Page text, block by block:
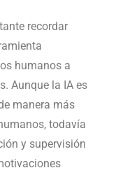
recordar
humanos a
Aunque la IA es
manera más
todavía
y supervisión